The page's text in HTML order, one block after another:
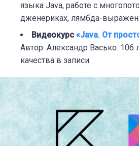
языка Java, работе с
дженериках, лямбда-
Видеокурс «Java. От
Автор: Александр Васько. 106
качества в записи.